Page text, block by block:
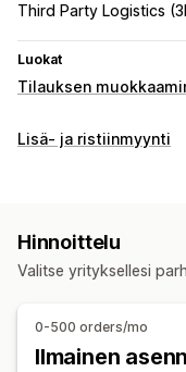
Third Party Logistics
Luokat
Tilauksen
Tilauspäivitykset
Automaattiset
Asiakasportaali
Tilausten hallinta
Tilapäivitykset
Lisä- ja ristiinmyynti
Yhden klikkauksen
Mukautettu CSS-
Hinnoittelu
Valitse yrityksellesi
0-500 orders/mo
Ilmainen